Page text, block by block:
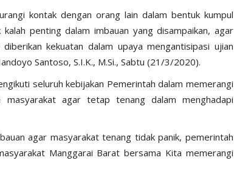
kontak dengan orang lain dalam bentuk kumpul
penting dalam imbauan yang disampaikan, agar
kekuatan dalam upaya mengantisipasi ujian
Santoso, S.I.K., M.Si., Sabtu (21/3/2020).
seluruh kebijakan Pemerintah dalam memerangi
agar tetap tenang dalam menghadapi
agar masyarakat tenang tidak panik, pemerintah
Manggarai Barat bersama Kita memerangi
Giat Quick Wins Polri, Polres Mabar
sambagi warga pesisir
Humas Polres Manggarai Barat Mar 10, 2018 2275